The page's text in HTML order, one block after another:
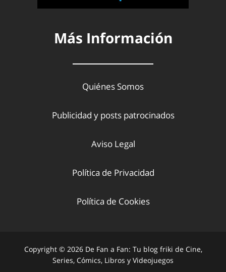
Más Información
Quiénes Somos
Publicidad y posts patrocinados
Aviso Legal
Política de Privacidad
Política de Cookies
Copyright © 2026 De Fan a Fan: Tu blog friki de Cine,
Series, Cómics, Libros y Videojuegos